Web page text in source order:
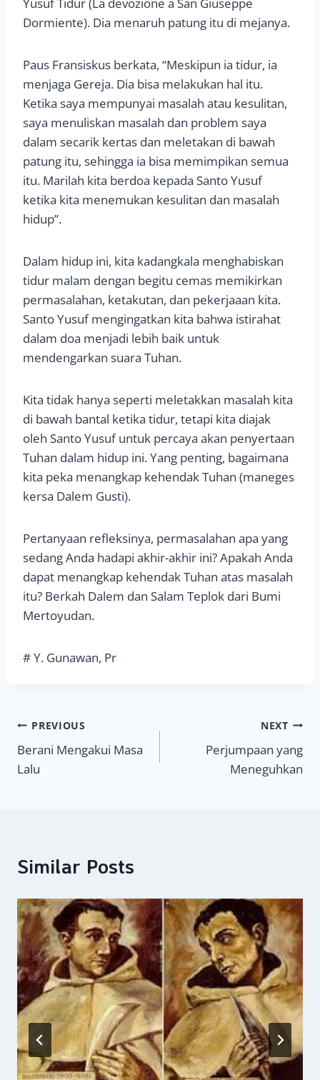
Yusuf Tidur (La devozione a San Giuseppe
Dormiente). Dia menaruh patung itu di mejanya.
Paus Fransiskus berkata, “Meskipun ia tidur, ia
menjaga Gereja. Dia bisa melakukan hal itu.
Ketika saya mempunyai masalah atau kesulitan,
saya menuliskan masalah dan problem saya
dalam secarik kertas dan meletakan di bawah
patung itu, sehingga ia bisa memimpikan semua
itu. Marilah kita berdoa kepada Santo Yusuf
ketika kita menemukan kesulitan dan masalah
hidup”.
Dalam hidup ini, kita kadangkala menghabiskan
tidur malam dengan begitu cemas memikirkan
permasalahan, ketakutan, dan pekerjaaan kita.
Santo Yusuf mengingatkan kita bahwa istirahat
dalam doa menjadi lebih baik untuk
mendengarkan suara Tuhan.
Kita tidak hanya seperti meletakkan masalah kita
di bawah bantal ketika tidur, tetapi kita diajak
oleh Santo Yusuf untuk percaya akan penyertaan
Tuhan dalam hidup ini. Yang penting, bagaimana
kita peka menangkap kehendak Tuhan (maneges
kersa Dalem Gusti).
Pertanyaan refleksinya, permasalahan apa yang
sedang Anda hadapi akhir-akhir ini? Apakah Anda
dapat menangkap kehendak Tuhan atas masalah
itu? Berkah Dalem dan Salam Teplok dari Bumi
Mertoyudan.
# Y. Gunawan, Pr
Navigasi
pos
PREVIOUS
Berani Mengakui Masa
Lalu
NEXT
Perjumpaan yang
Meneguhkan
Similar Posts